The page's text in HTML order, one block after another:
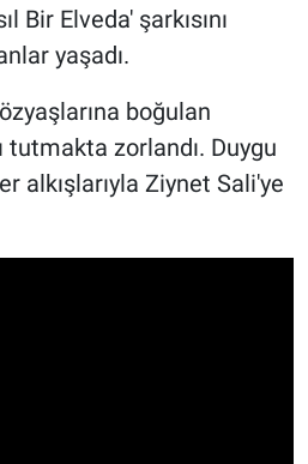
Bir Elveda' şarkısını
yaşadı.
boğulan
tutmakta zorlandı. Duygu
alkışlarıyla Ziynet Sali'ye